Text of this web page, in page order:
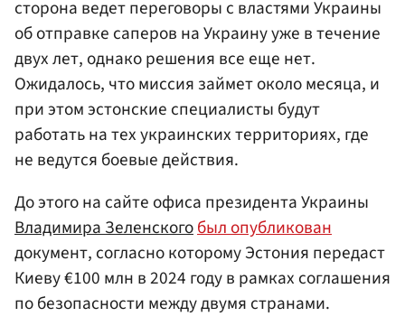
сторона ведет переговоры с властями Украины
об отправке саперов на Украину уже в течение
двух лет, однако решения все еще нет.
Ожидалось, что миссия займет около месяца, и
при этом эстонские специалисты будут
работать на тех украинских территориях, где
не ведутся боевые действия.
До этого на сайте офиса президента Украины
Владимира Зеленскогобыл опубликован
документ, согласно которому Эстония передаст
Киеву €100 млн в 2024 году в рамках соглашения
по безопасности между двумя странами.